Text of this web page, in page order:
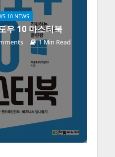
10 NEWS
우 10 마스터북
1 Min Read